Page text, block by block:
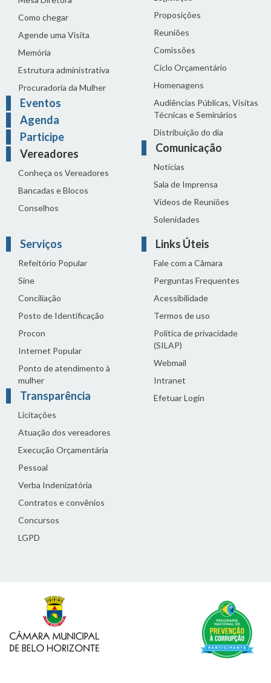
Como chegar
Agende uma Visita
Memória
Estrutura administrativa
Procuradoria da Mulher
Eventos
Agenda
Participe
Vereadores
Conheça os Vereadores
Bancadas e Blocos
Conselhos
Proposições
Reuniões
Comissões
Ciclo Orçamentário
Homenagens
Audiências Públicas, Visitas
Técnicas e Seminários
Distribuição do dia
Comunicação
Notícias
Sala de Imprensa
Vídeos de Reuniões
Solenidades
Serviços
Refeitório Popular
Sine
Conciliação
Posto de Identificação
Procon
Internet Popular
Ponto de atendimento à
mulher
Transparência
Licitações
Atuação dos vereadores
Execução Orçamentária
Pessoal
Verba Indenizatória
Contratos e convênios
Concursos
LGPD
Links Úteis
Fale com a Câmara
Perguntas Frequentes
Acessibilidade
Termos de uso
Política de privacidade
(SILAP)
Webmail
Intranet
Efetuar Login